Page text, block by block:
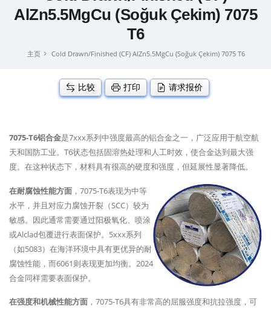
AlZn5.5MgCu (Soğuk Çekim) 7075
T6
主页 Cold Drawn/Finished (CF) AlZn5.5MgCu (Soğuk Çekim) 7075 T6
比较 打印 请求报价
7075-T6铝合金是7xxx系列中强度最高的铝合金之一，广泛应用于航空航
天和国防工业。T6状态包括固溶热处理和人工时效，使合金达到最大强
度。在这种状态下，材料具有很高的硬度和强度，但延展性显著降低。
在耐腐蚀性能方面 ，7075-T6表现为中等
水平，并且对应力腐蚀开裂（SCC）较为
敏感。因此通常需要通过阳极氧化、喷涂
或Alclad包覆进行表面保护。5xxx系列
（如5083）在海洋环境中具有更优异的耐
腐蚀性能，而6061则表现更加均衡。2024
合金同样需要表面保护。
在强度和机械性能方面 ，7075-T6具有非常高的屈服强度和抗拉强度，可